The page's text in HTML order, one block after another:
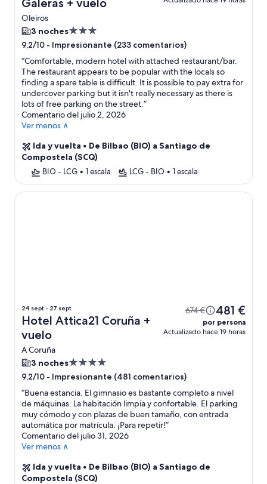
Galeras + vuelo
Oleiros
3 nochesAlojamiento
de
3.0 estrellas
9,2/10 - Impresionante (233 comentarios)
“Comfortable, modern hotel with attached restaurant/bar.
The restaurant appears to be popular with the locals so
finding a spare table is difficult. It is possible to pay extra for
undercover parking but it isn't really necessary as there is
lots of free parking on the street.”
Comentario del julio 2, 2026
Ver menos ∧
Ida y vuelta • De Bilbao (BIO) a Santiago de
Compostela (SCQ)
BIO - LCG • 1 escala LCG - BIO • 1 escala
24 sept - 27 sept
Hotel Attica21 Coruña +
vuelo
A Coruña
674 € 481 €
por persona
Actualizado hace 19 horas
3 nochesAlojamiento
de
4.0 estrellas
9,2/10 - Impresionante (481 comentarios)
“Buena estancia. El gimnasio es bastante completo a nivel
de máquinas. La habitación limpia y confortable. El parking
muy cómodo y con plazas de buen tamaño, con entrada
automática por matrícula. ¡Para repetir!”
Comentario del julio 31, 2026
Ver menos ∧
Ida y vuelta • De Bilbao (BIO) a Santiago de
Compostela (SCQ)
Hotel Attica21 Coruña